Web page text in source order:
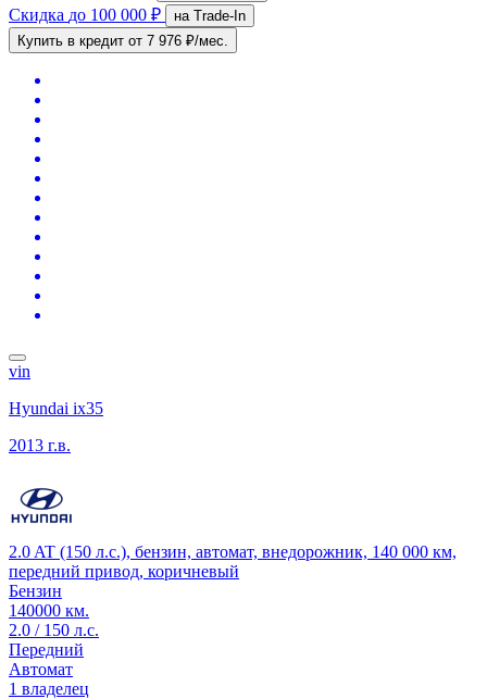
Скидка до 100 000 ₽
на Trade-In
Купить в кредит от 7 976 ₽/мес.
vin
Hyundai ix35
2013 г.в.
2.0 AT (150 л.с.), бензин, автомат, внедорожник, 140 000 км,
передний привод, коричневый
Бензин
140000 км.
2.0 / 150 л.с.
Передний
Автомат
1 владелец